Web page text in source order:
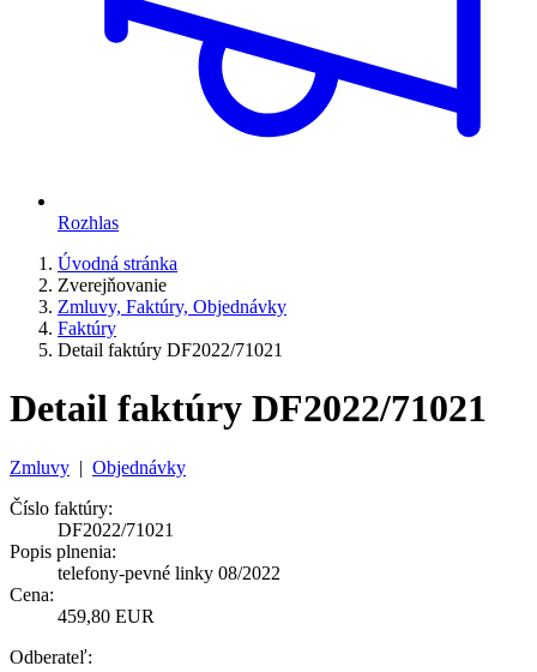
Rozhlas
Úvodná stránka
Zverejňovanie
Zmluvy, Faktúry, Objednávky
Faktúry
Detail faktúry DF2022/71021
Detail faktúry DF2022/71021
Zmluvy | Objednávky
Číslo faktúry:
DF2022/71021
Popis plnenia:
telefony-pevné linky 08/2022
Cena:
459,80 EUR
Odberateľ: